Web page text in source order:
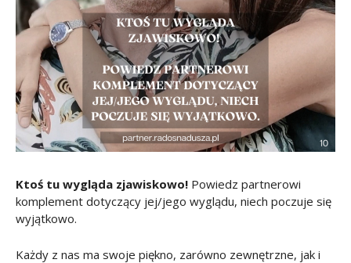
Ktoś tu wygląda zjawiskowo! Powiedz partnerowi
komplement dotyczący jej/jego wyglądu, niech poczuje się
wyjątkowo.
Każdy z nas ma swoje piękno, zarówno zewnętrzne, jak i